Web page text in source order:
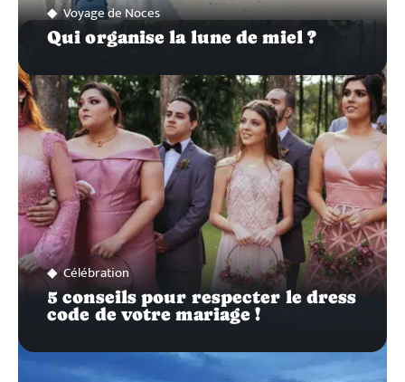
Voyage de Noces
Qui organise la lune de miel ?
Célébration
5 conseils pour respecter le dress
code de votre mariage !